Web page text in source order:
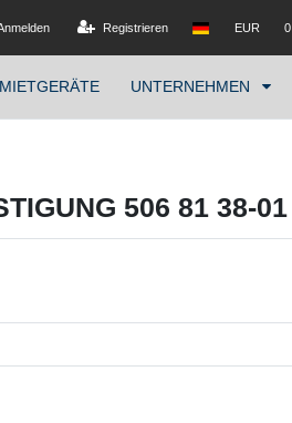
Registrieren EUR 0
MIETGERÄTE UNTERNEHMEN
506 81 38-01